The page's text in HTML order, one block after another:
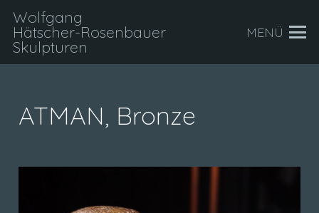
Wolfgang
Hätscher-Rosenbauer
Skulpturen
MENÜ
ATMAN, Bronze